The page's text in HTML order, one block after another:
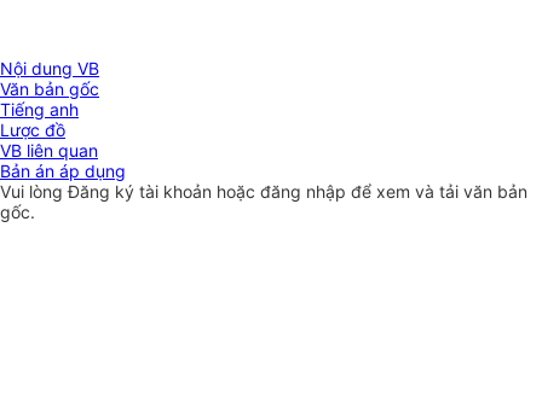
Nội dung VB
Văn bản gốc
Tiếng anh
Lược đồ
VB liên quan
Bản án áp dụng
Vui lòngĐăng ký tài khoản hoặc đăng nhập để xem và tải văn bản
gốc.